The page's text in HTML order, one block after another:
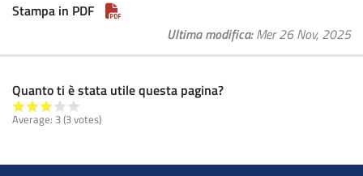
Stampa in PDF
Ultima modifica Mer 26 Nov, 2025
Quanto ti è stata utile questa pagina?
Average: 3(3 votes)